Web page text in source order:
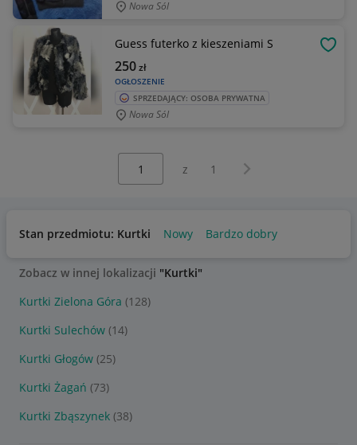
Nowa Sól
Guess futerko z kieszeniami S
OGŁOSZENIE
250zł
SPRZEDAJĄCY: OSOBA PRYWATNA
Nowa Sól
z 1 Następna strona
Stan przedmiotu: Kurtki Nowy Bardzo dobry
Zobacz w innej lokalizacji "Kurtki"
Kurtki Zielona Góra (128)
Kurtki Sulechów (14)
Kurtki Głogów (25)
Kurtki Żagań (73)
Kurtki Zbąszynek (38)